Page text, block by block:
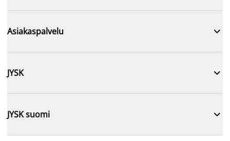
Asiakaspalvelu 
JYSK 
JYSK suomi 